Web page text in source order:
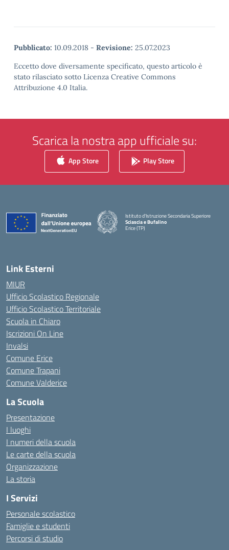
Pubblicato: 10.09.2018 - Revisione: 25.07.2023
Eccetto dove diversamente specificato, questo articolo è
stato rilasciato sotto Licenza Creative Commons
Attribuzione 4.0 Italia.
Scarica la nostra app ufficiale su:
App Store Play Store
Istituto d'Istruzione Secondaria Superiore
Sciascia e Bufalino
Erice (TP)
Link Esterni
MIUR
Ufficio Scolastico Regionale
Ufficio Scolastico Territoriale
Scuola in Chiaro
Iscrizioni On Line
Invalsi
Comune Erice
Comune Trapani
Comune Valderice
La Scuola
Presentazione
I luoghi
I numeri della scuola
Le carte della scuola
Organizzazione
La storia
I Servizi
Personale scolastico
Famiglie e studenti
Percorsi di studio